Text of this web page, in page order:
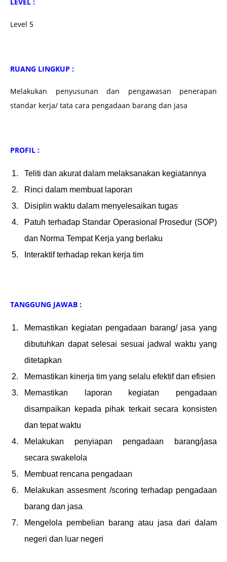
Level 5
RUANG LINGKUP :
Melakukan penyusunan dan pengawasan penerapan
standar kerja/ tata cara pengadaan barang dan jasa
PROFIL :
Teliti dan akurat dalam melaksanakan kegiatannya
Rinci dalam membuat laporan
Disiplin waktu dalam menyelesaikan tugas
Patuh terhadap Standar Operasional Prosedur (SOP)
dan Norma Tempat Kerja yang berlaku
Interaktif terhadap rekan kerja tim
TANGGUNG JAWAB :
Memastikan kegiatan pengadaan barang/ jasa yang
dibutuhkan dapat selesai sesuai jadwal waktu yang
ditetapkan
Memastikan kinerja tim yang selalu efektif dan efisien
Memastikan laporan kegiatan pengadaan
disampaikan kepada pihak terkait secara konsisten
dan tepat waktu
Melakukan penyiapan pengadaan barang/jasa
secara swakelola
Membuat rencana pengadaan
Melakukan assesment /scoring terhadap pengadaan
barang dan jasa
Mengelola pembelian barang atau jasa dari dalam
negeri dan luar negeri